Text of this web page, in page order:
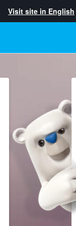
Visit site in English